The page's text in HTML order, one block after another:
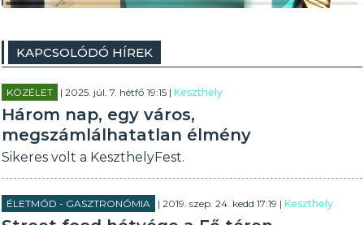
KAPCSOLÓDÓ HÍREK
KÖZÉLET | 2025. júl. 7. hétfő 19:15 |Keszthely
Három nap, egy város,
megszámlálhatatlan élmény
Sikeres volt a KeszthelyFest.
ÉLETMÓD - GASZTRONÓMIA | 2019. szep. 24. kedd 17:19 |Keszthely